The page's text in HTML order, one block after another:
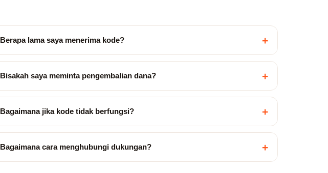
Berapa lama saya menerima kode? +
Bisakah saya meminta pengembalian dana? +
Bagaimana jika kode tidak berfungsi? +
Bagaimana cara menghubungi dukungan? +